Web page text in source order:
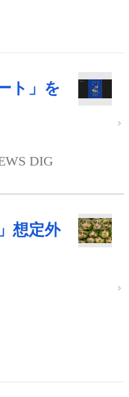
ト」を
DIG
想定外